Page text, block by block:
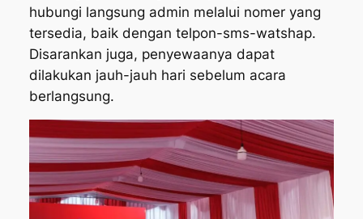
hubungi langsung admin melalui nomer yang
tersedia, baik dengan telpon-sms-watshap.
Disarankan juga, penyewaanya dapat
dilakukan jauh-jauh hari sebelum acara
berlangsung.